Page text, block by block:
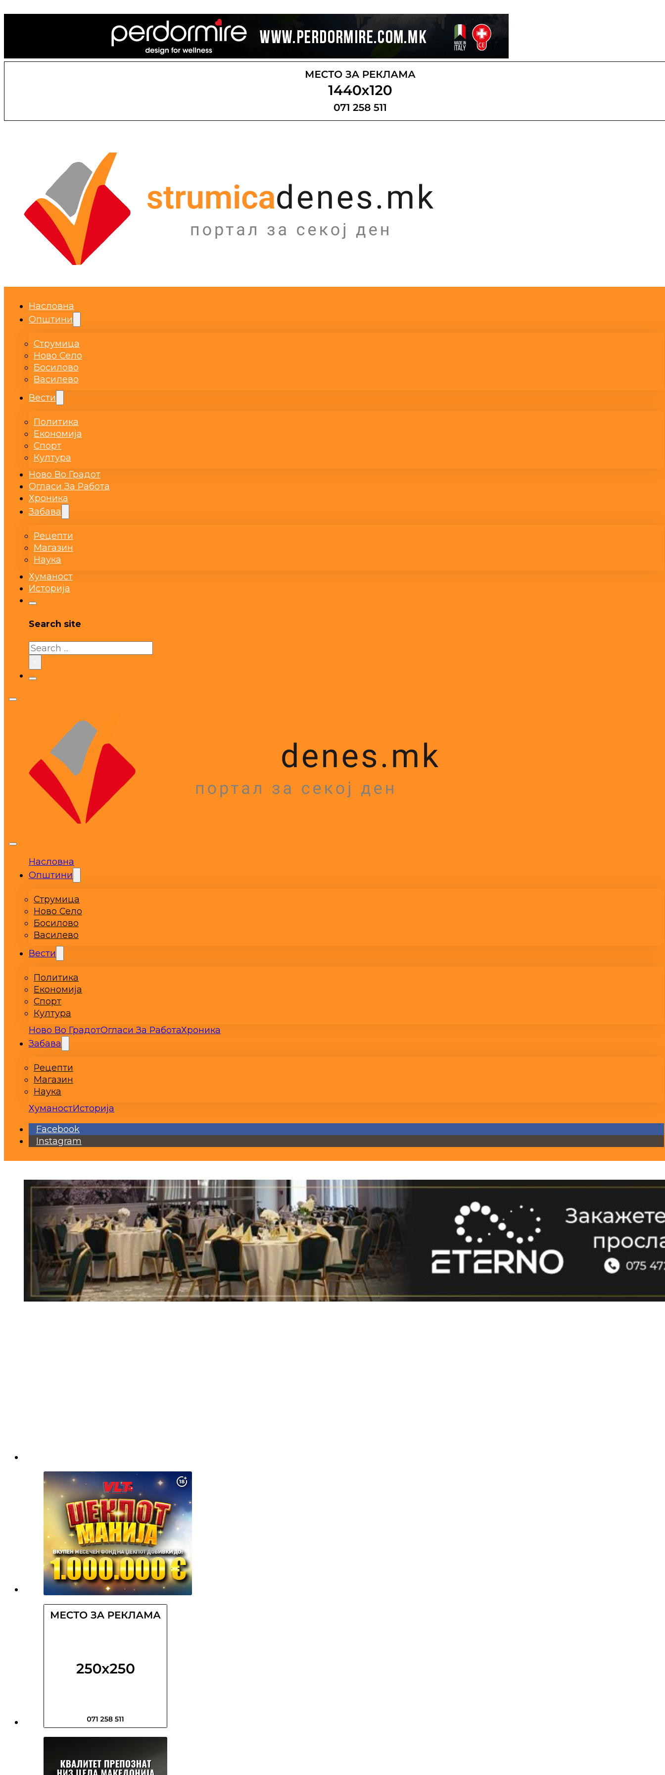
Насловна
Општини
Струмица
Ново Село
Босилово
Василево
Вести
Политика
Економија
Спорт
Култура
Ново Во Градот
Огласи За Работа
Хроника
Забава
Рецепти
Магазин
Наука
Хуманост
Историја
Search site
Search
Насловна
Општини
Струмица
Ново Село
Босилово
Василево
Вести
Политика
Економија
Спорт
Култура
Ново Во ГрадотОгласи За РаботаХроника
Забава
Рецепти
Магазин
Наука
ХуманостИсторија
Facebook
Instagram